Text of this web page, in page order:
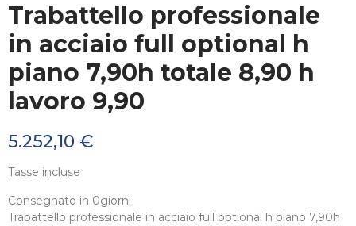
Trabattello professionale
in acciaio full optional h
piano 7,90h totale 8,90 h
lavoro 9,90
5.252,10 €
Tasse incluse
Consegnato in 0giorni
Trabattello professionale in acciaio full optional h piano 7,90h